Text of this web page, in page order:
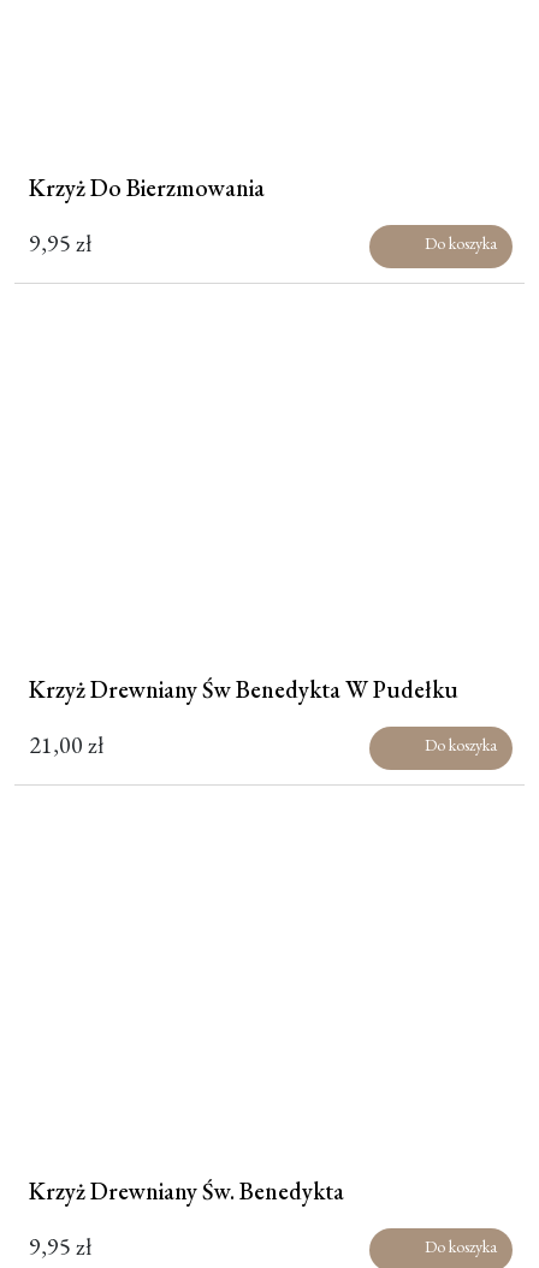
Krzyż Do Bierzmowania
9,95zł Do koszyka
Krzyż Drewniany Św Benedykta W Pudełku
21,00zł Do koszyka
Krzyż Drewniany Św. Benedykta
9,95zł Do koszyka